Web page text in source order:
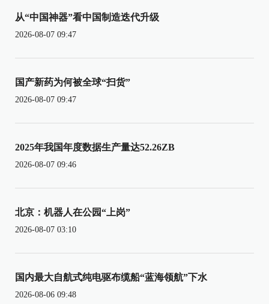
从“中国神器”看中国制造迭代升级
2026-08-07 09:47
国产新药为何被全球“扫货”
2026-08-07 09:47
2025年我国年度数据生产量达52.26ZB
2026-08-07 09:46
北京：机器人在公园“上岗”
2026-08-07 03:10
国内最大自航式纯电驱布缆船“蓝海领航”下水
2026-08-06 09:48